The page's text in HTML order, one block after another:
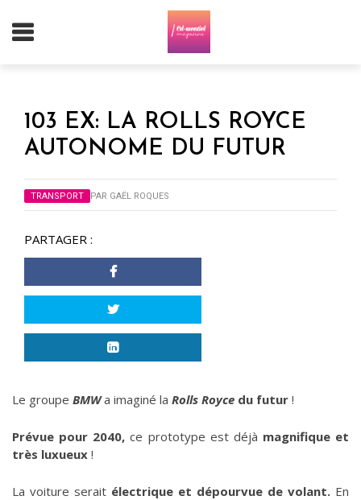
103 EX: LA ROLLS ROYCE
AUTONOME DU FUTUR
TRANSPORT PAR GAËL ROQUES
PARTAGER :
Le groupe BMWa imaginé la Rolls Royce du futur !
Prévue pour 2040, ce prototype est déjà magnifique et
très luxueux !
La voiture serait électrique et dépourvue de volant. En